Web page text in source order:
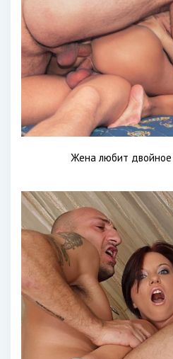
Жена любит двойное